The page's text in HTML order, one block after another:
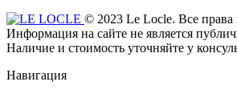
© 2023 Le Locle. Все
Информация на сайте не является
Наличие и стоимость уточняйте у
Навигация